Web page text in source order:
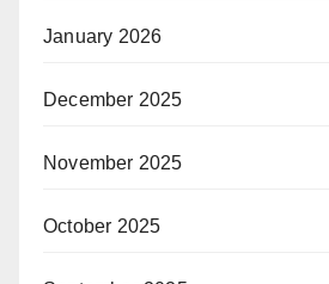
January 2026
December 2025
November 2025
October 2025